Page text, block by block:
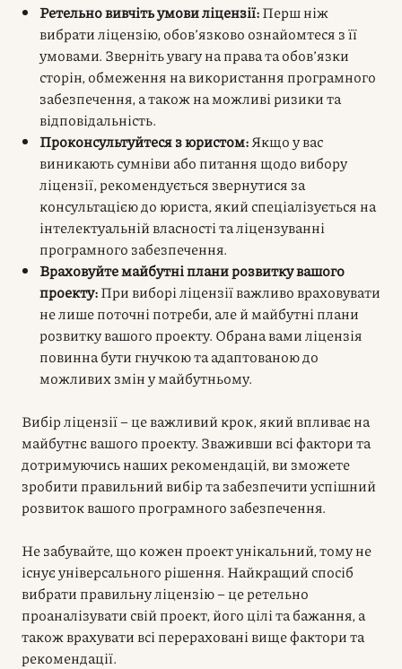
Ретельно вивчіть умови ліцензії:Перш ніж
вибрати ліцензію, обов’язково ознайомтеся з її
умовами. Зверніть увагу на права та обов’язки
сторін, обмеження на використання програмного
забезпечення, а також на можливі ризики та
відповідальність.
Проконсультуйтеся з юристом:Якщо у вас
виникають сумніви або питання щодо вибору
ліцензії, рекомендується звернутися за
консультацією до юриста, який спеціалізується на
інтелектуальній власності та ліцензуванні
програмного забезпечення.
Враховуйте майбутні плани розвитку вашого
проекту:При виборі ліцензії важливо враховувати
не лише поточні потреби, але й майбутні плани
розвитку вашого проекту. Обрана вами ліцензія
повинна бути гнучкою та адаптованою до
можливих змін у майбутньому.
Вибір ліцензії – це важливий крок, який впливає на
майбутнє вашого проекту. Зваживши всі фактори та
дотримуючись наших рекомендацій, ви зможете
зробити правильний вибір та забезпечити успішний
розвиток вашого програмного забезпечення.
Не забувайте, що кожен проект унікальний, тому не
існує універсального рішення. Найкращий спосіб
вибрати правильну ліцензію – це ретельно
проаналізувати свій проект, його цілі та бажання, а
також врахувати всі перераховані вище фактори та
рекомендації.